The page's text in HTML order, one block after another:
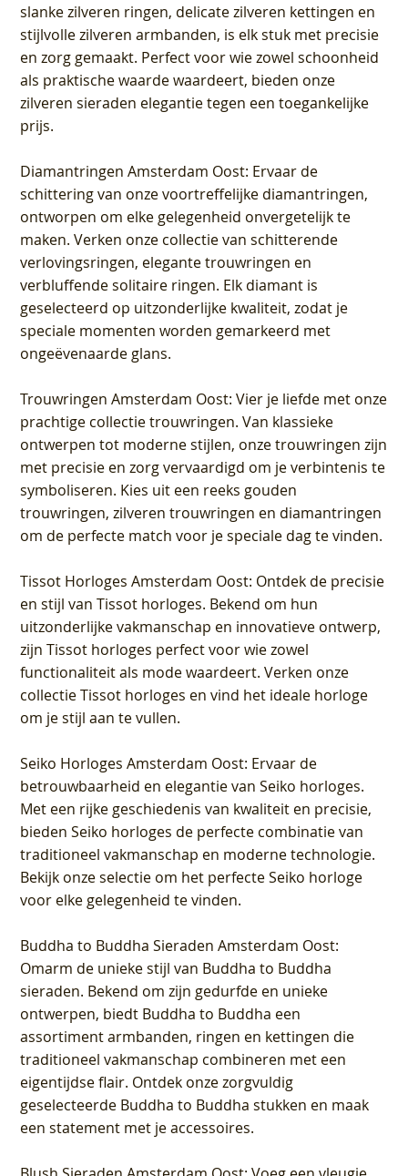
slanke zilveren ringen, delicate zilveren kettingen en
stijlvolle zilveren armbanden, is elk stuk met precisie
en zorg gemaakt. Perfect voor wie zowel schoonheid
als praktische waarde waardeert, bieden onze
zilveren sieraden elegantie tegen een toegankelijke
prijs.
Diamantringen Amsterdam Oost: Ervaar de
schittering van onze voortreffelijke diamantringen,
ontworpen om elke gelegenheid onvergetelijk te
maken. Verken onze collectie van schitterende
verlovingsringen, elegante trouwringen en
verbluffende solitaire ringen. Elk diamant is
geselecteerd op uitzonderlijke kwaliteit, zodat je
speciale momenten worden gemarkeerd met
ongeëvenaarde glans.
Trouwringen Amsterdam Oost: Vier je liefde met onze
prachtige collectie trouwringen. Van klassieke
ontwerpen tot moderne stijlen, onze trouwringen zijn
met precisie en zorg vervaardigd om je verbintenis te
symboliseren. Kies uit een reeks gouden
trouwringen, zilveren trouwringen en diamantringen
om de perfecte match voor je speciale dag te vinden.
Tissot Horloges Amsterdam Oost: Ontdek de precisie
en stijl van Tissot horloges. Bekend om hun
uitzonderlijke vakmanschap en innovatieve ontwerp,
zijn Tissot horloges perfect voor wie zowel
functionaliteit als mode waardeert. Verken onze
collectie Tissot horloges en vind het ideale horloge
om je stijl aan te vullen.
Seiko Horloges Amsterdam Oost: Ervaar de
betrouwbaarheid en elegantie van Seiko horloges.
Met een rijke geschiedenis van kwaliteit en precisie,
bieden Seiko horloges de perfecte combinatie van
traditioneel vakmanschap en moderne technologie.
Bekijk onze selectie om het perfecte Seiko horloge
voor elke gelegenheid te vinden.
Buddha to Buddha Sieraden Amsterdam Oost:
Omarm de unieke stijl van Buddha to Buddha
sieraden. Bekend om zijn gedurfde en unieke
ontwerpen, biedt Buddha to Buddha een
assortiment armbanden, ringen en kettingen die
traditioneel vakmanschap combineren met een
eigentijdse flair. Ontdek onze zorgvuldig
geselecteerde Buddha to Buddha stukken en maak
een statement met je accessoires.